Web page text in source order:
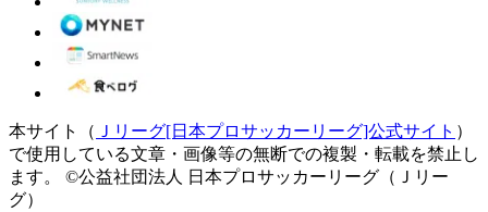
本サイト（ Ｊリーグ[日本プロサッカーリーグ]公式サイト ）
で使用している文章・画像等の無断での複製・転載を禁止し
ます。
©公益社団法人 日本プロサッカーリーグ（Ｊリー
グ）